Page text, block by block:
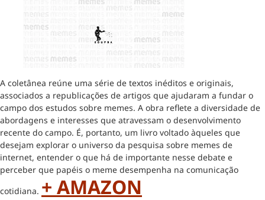
A coletânea reúne uma série de textos inéditos e originais,
associados a republicações de artigos que ajudaram a fundar o
campo dos estudos sobre memes. A obra reflete a diversidade de
abordagens e interesses que atravessam o desenvolvimento
recente do campo. É, portanto, um livro voltado àqueles que
desejam explorar o universo da pesquisa sobre memes de
internet, entender o que há de importante nesse debate e
perceber que papéis o meme desempenha na comunicação
cotidiana. + AMAZON